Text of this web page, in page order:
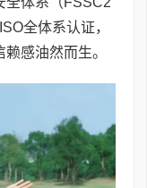
全体系认证，
感油然而生。